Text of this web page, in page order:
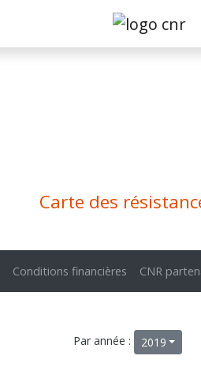
Carte des
Conditions financières CNR
Par année : 2019